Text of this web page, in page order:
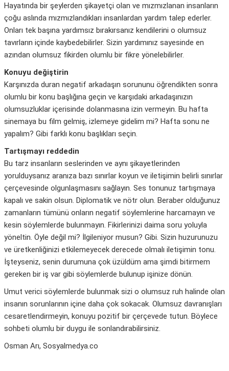
Hayatında bir şeylerden şikayetçi olan ve mızmızlanan insanların
çoğu aslında mızmızlandıkları insanlardan yardım talep ederler.
Onları tek başına yardımsız bırakırsanız kendilerini o olumsuz
tavırların içinde kaybedebilirler. Sizin yardımınız sayesinde en
azından olumsuz fikirden olumlu bir fikre yönelebilirler.
Konuyu değiştirin
Karşınızda duran negatif arkadaşın sorununu öğrendikten sonra
olumlu bir konu başlığına geçin ve karşıdaki arkadaşınızın
olumsuzluklar içerisinde dolanmasına izin vermeyin. Bu hafta
sinemaya bu film gelmiş, izlemeye gidelim mi? Hafta sonu ne
yapalım? Gibi farklı konu başlıkları seçin.
Tartışmayı reddedin
Bu tarz insanların seslerinden ve aynı şikayetlerinden
yorulduysanız aranıza bazı sınırlar koyun ve iletişimin belirli sınırlar
çerçevesinde olgunlaşmasını sağlayın. Ses tonunuz tartışmaya
kapalı ve sakin olsun. Diplomatik ve nötr olun. Beraber olduğunuz
zamanların tümünü onların negatif söylemlerine harcamayın ve
kesin söylemlerde bulunmayın. Fikirlerinizi daima soru yoluyla
yöneltin. Öyle değil mi? İlgileniyor musun? Gibi. Sizin huzurunuzu
ve üretkenliğinizi etkilemeyecek derecede olmalı iletişimin tonu.
İşteyseniz, senin durumuna çok üzüldüm ama şimdi bitirmem
gereken bir iş var gibi söylemlerde bulunup işinize dönün.
Umut verici söylemlerde bulunmak sizi o olumsuz ruh halinde olan
insanın sorunlarının içine daha çok sokacak. Olumsuz davranışları
cesaretlendirmeyin, konuyu pozitif bir çerçevede tutun. Böylece
sohbeti olumlu bir duygu ile sonlandırabilirsiniz.
Osman Arı, Sosyalmedya.co